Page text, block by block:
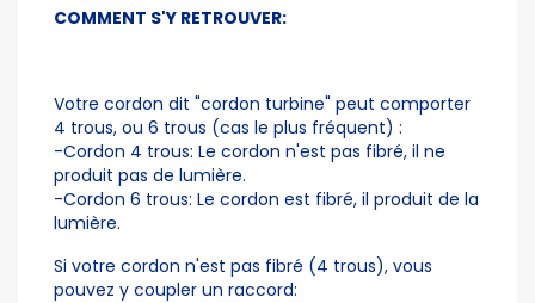
COMMENT S'Y RETROUVER:
Votre cordon dit "cordon turbine" peut comporter
4 trous, ou 6 trous (cas le plus fréquent) :
-Cordon 4 trous: Le cordon n'est pas fibré, il ne
produit pas de lumière.
-Cordon 6 trous: Le cordon est fibré, il produit de la
lumière.
Si votre cordon n'est pas fibré (4 trous), vous
pouvez y coupler un raccord: